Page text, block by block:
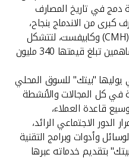
دمج في تاريخ المصارف
كبرى من الاندماج بنجاح،
وهي: بنك إيلاف، بيت إدارة المال (CMH) وكابيفست، لتتشكل
مؤسسة مالية بإجمالي حقوق مساهمين تبلغ قيمتها 340 مليون
"بيتك" للسوق المحلي
كل المجالات والأنشطة
قاعدة العملاء،
الدور الاجتماعي الرائد،
وأدوات وبرامج التقنية
بتقديم خدماته عبرها